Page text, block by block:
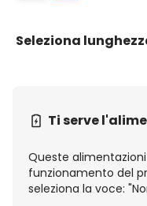
Seleziona
Ti serve
Queste
funzionamento del
seleziona la voce: